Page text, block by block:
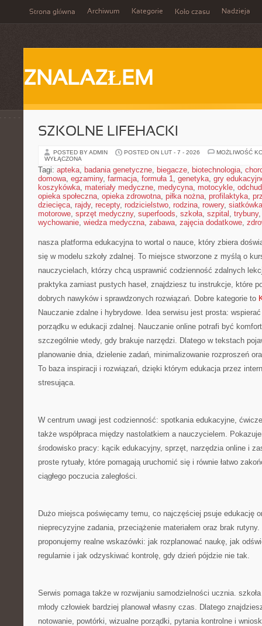
Strona główna Archiwum Kategorie Koło czasu Nadzieja
ZNALAZŁEM
SZKOLNE LIFEHACKI
POSTED BY ADMIN POSTED ON LUT - 7 - 2026
MOŻLIWOŚĆ
WYŁĄCZONA
Tagi: apteka, badania genetyczne, biegacze, biotechnologia,
domowa, egzaminy, farmacja, formuła 1, genetyka, gry
koszykówka, materiały medyczne, medycyna, motocykle,
opieka społeczna, opieka zdrowotna, piłka nożna, profilaktyka,
dziecięca, rajdy, recepty, rodzicielstwo, rodzina, rowery, siatkówka
motorowe, sprzęt medyczny, superfoods, szkoła, szpital , trybuny
wychowanie, wiedza medyczna, zabawa, zajęcia dodatkowe,
nasza platforma edukacyjna to wortal o nauce, który zbiera
się w modelu szkoły zdalnej. To miejsce stworzone z myślą o
nauczycielach, którzy chcą usprawnić codzienność zdalnych
praktyka zamiast pustych haseł, znajdziesz tu instrukcje, które
dobrych nawyków i sprawdzonych rozwiązań. Dobre kategorie to
Nauczanie zdalne i hybrydowe. Idea serwisu jest prosta:
porządku w edukacji zdalnej. Nauczanie online potrafi być
szczególnie wtedy, gdy brakuje narzędzi. Dlatego w tekstach
planowanie dnia, dzielenie zadań, minimalizowanie rozproszeń
To baza inspiracji i rozwiązań, dzięki którym edukacja przez
stresująca.
W centrum uwagi jest codzienność: spotkania edukacyjne,
także współpraca między nastolatkiem a nauczycielem.
środowisko pracy: kącik edukacyjny, sprzęt, narzędzia online i
proste rytuały, które pomagają uruchomić się i równie łatwo
ciągłego poczucia zaległości.
Dużo miejsca poświęcamy temu, co najczęściej psuje edukację
nieprecyzyjne zadania, przeciążenie materiałem oraz brak
proponujemy realne wskazówki: jak rozplanować naukę, jak
regularnie i jak odzyskiwać kontrolę, gdy dzień pójdzie nie tak.
Serwis pomaga także w rozwijaniu samodzielności ucznia.
młody człowiek bardziej planował własny czas. Dlatego
notowanie, powtórki, wizualne porządki, pytania kontrolne i